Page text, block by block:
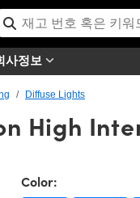
사정보
Diffuse Lights
High
Color: